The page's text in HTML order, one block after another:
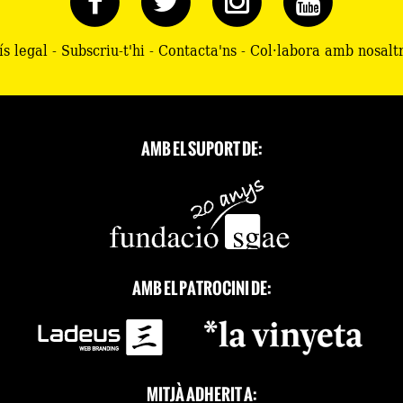
legal- Subscriu-t'hi-Contacta'ns-Col·labora amb
AMB EL SUPORT DE:
AMB EL PATROCINI DE:
MITJÀ ADHERIT A: